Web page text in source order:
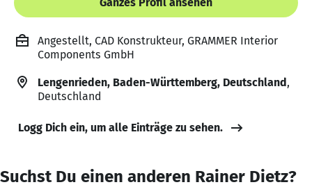
Angestellt, CAD Konstrukteur, GRAMMER Interior
Components GmbH
Lengenrieden, Baden-Württemberg, Deutschland,
Deutschland
Logg Dich ein, um alle Einträge zu sehen.
Suchst Du einen anderen Rainer Dietz?